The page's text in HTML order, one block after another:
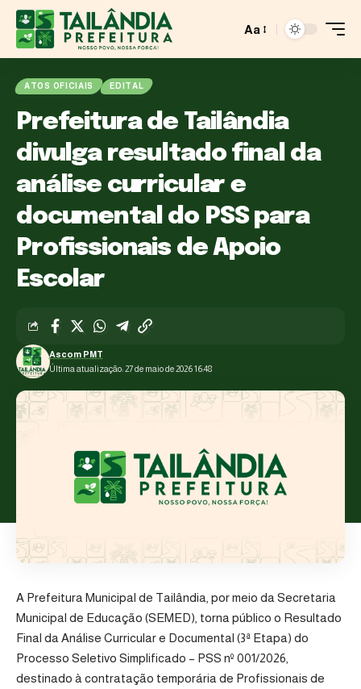
Aa
ATOS OFICIAIS EDITAL
Prefeitura de Tailândia
divulga resultado final da
análise curricular e
documental do PSS para
Profissionais de Apoio
Escolar
Última atualização: 27 de maio de 2026 16:48
Ascom PMT
A Prefeitura Municipal de Tailândia, por meio da Secretaria
Municipal de Educação (SEMED), torna público o Resultado
Final da Análise Curricular e Documental (3ª Etapa) do
Processo Seletivo Simplificado – PSS nº 001/2026
destinado à contratação temporária de Profissionais de